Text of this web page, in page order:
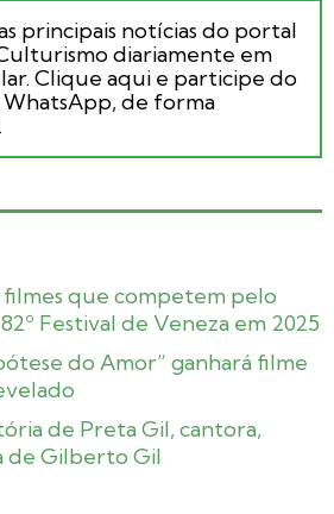
principais notícias do portal
diariamente em
Clique aqui e participe do
WhatsApp, de forma
filmes que competem pelo
Festival de Veneza em 2025
do Amor” ganhará filme
de Preta Gil, cantora,
de Gilberto Gil